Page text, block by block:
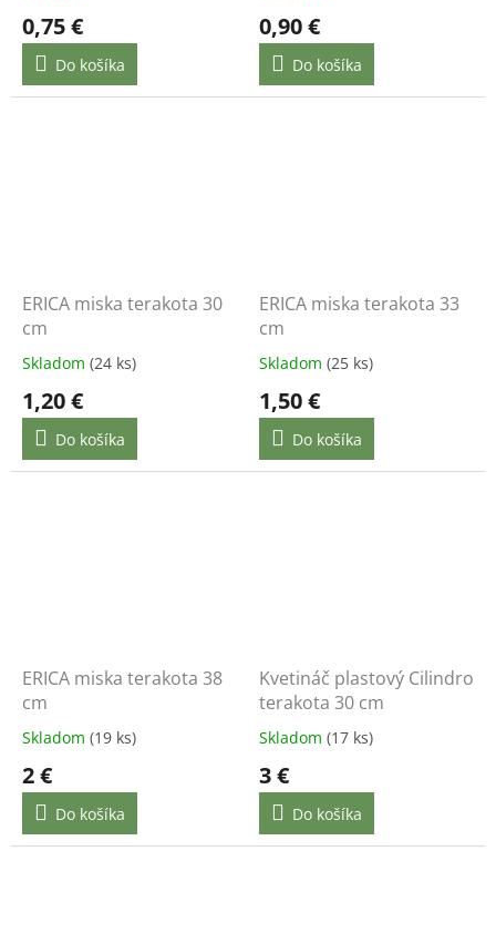
0,75 €
Do košíka
0,90 €
Do košíka
ERICA miska terakota 30
cm
Skladom (24 ks)
1,20 €
Do košíka
ERICA miska terakota 33
cm
Skladom (25 ks)
1,50 €
Do košíka
ERICA miska terakota 38
cm
Skladom (19 ks)
2 €
Do košíka
Kvetináč plastový Cilindro
terakota 30 cm
Skladom (17 ks)
3 €
Do košíka